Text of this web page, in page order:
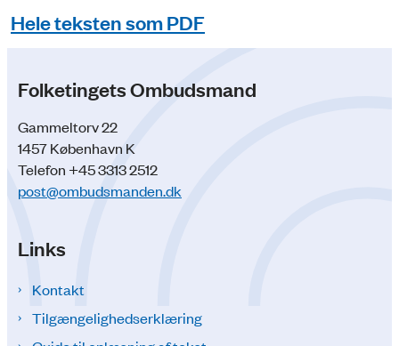
Hele teksten som PDF
Folketingets Ombudsmand
Gammeltorv 22
1457 København K
Telefon +45 3313 2512
post@ombudsmanden.dk
Links
Kontakt
Tilgængelighedserklæring